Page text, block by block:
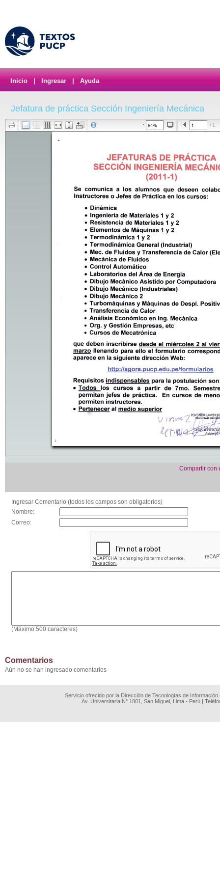
Inicio Ingresar Ayuda
Jefatura de práctica Sección Ingeniería Mecánica
/ 1
Compartir con
Ingresar Comentario (todos los campos son obligatorios)
Nombre:
Correo:
(Máximo 500 caracteres)
Comentarios
Aún no se han ingresado comentarios
Servicio ofrecido por la Dirección de Tecnologías de
Av. Universitaria N° 1801, San Miguel, Lima - Perú |